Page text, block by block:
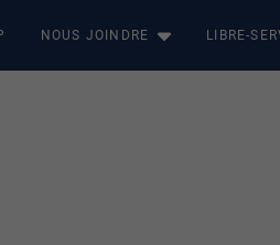
NOUS JOINDRE LIBRE-